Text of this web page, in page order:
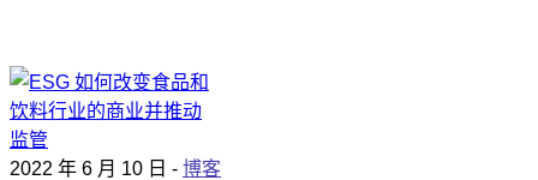
2022 年 6 月 10 日 - 博客